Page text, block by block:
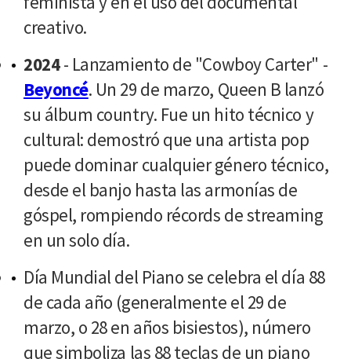
creativo.
2024- Lanzamiento de "Cowboy Carter" -
Beyoncé. Un 29 de marzo, Queen B lanzó
su álbum country. Fue un hito técnico y
cultural: demostró que una artista pop
puede dominar cualquier género técnico,
desde el banjo hasta las armonías de
góspel, rompiendo récords de streaming
en un solo día.
Día Mundial del Piano se celebra el día 88
de cada año (generalmente el 29 de
marzo, o 28 en años bisiestos), número
que simboliza las 88 teclas de un piano